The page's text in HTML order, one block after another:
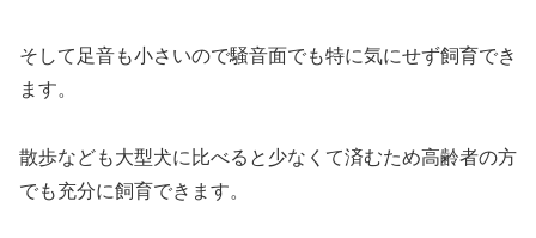
そして足音も小さいので騒音面でも特に気にせず飼育でき
ます。
散歩なども大型犬に比べると少なくて済むため高齢者の方
でも充分に飼育できます。